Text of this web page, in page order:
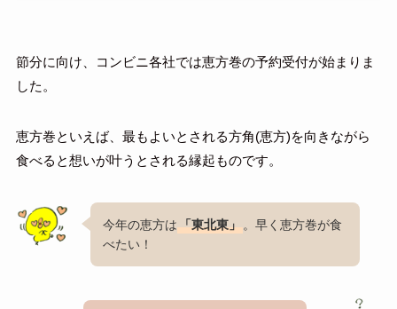
節分に向け、コンビニ各社では恵方巻の予約受付が始まりま
した。
恵方巻といえば、最もよいとされる方角(恵方)を向きながら
食べると想いが叶うとされる縁起ものです。
今年の恵方は「東北東」 。早く恵方巻が食
べたい！